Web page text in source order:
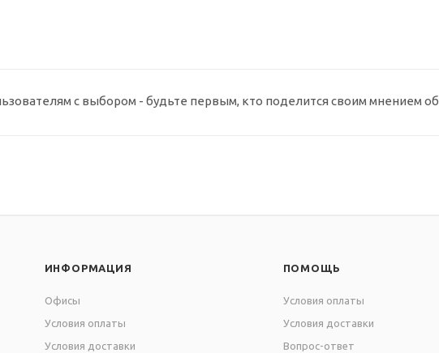
с выбором - будьте первым, кто поделится своим мнением
ИНФОРМАЦИЯ
Офисы
Условия оплаты
Условия доставки
ПОМОЩЬ
Условия оплаты
Условия доставки
Вопрос-ответ